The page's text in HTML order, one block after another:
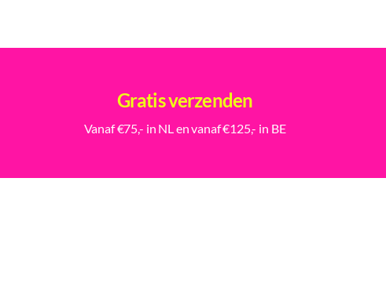
Gratis verzenden
Vanaf €75,- in NL en vanaf €125,- in BE